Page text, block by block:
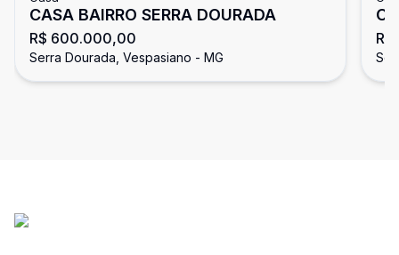
CASA BAIRRO SERRA DOURADA
R$ 600.000,00
Serra Dourada, Vespasiano - MG